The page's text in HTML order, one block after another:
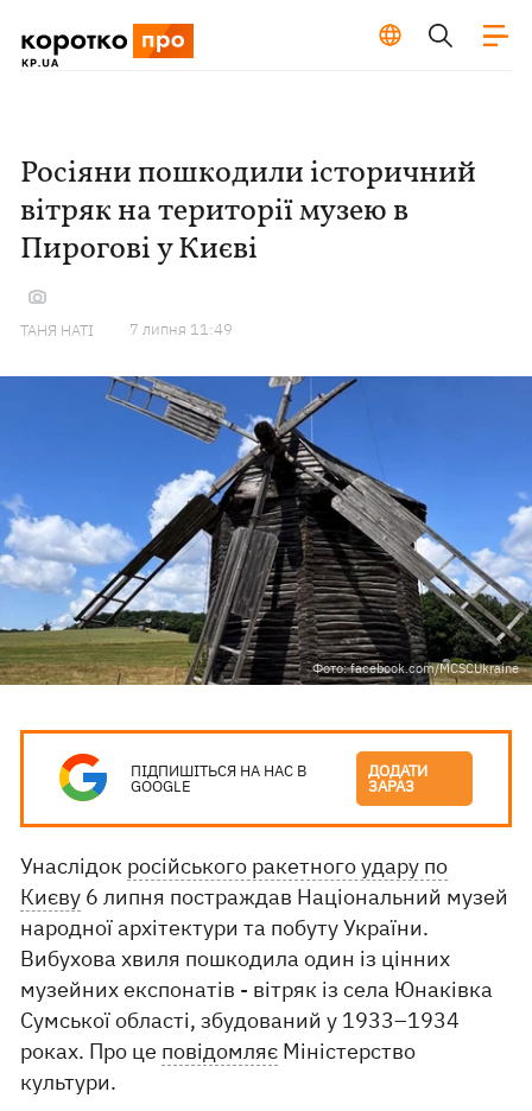
Росіяни пошкодили історичний
вітряк на території музею в
Пирогові у Києві
ТАНЯ НАТІ 7 липня 11:49
Фото: facebook.com/MCSCUkraine
ПІДПИШІТЬСЯ НА НАС В
GOOGLE
ДОДАТИ
ЗАРАЗ
Унаслідок російського ракетного удару по
Києву 6 липня постраждав Національний музей
народної архітектури та побуту України.
Вибухова хвиля пошкодила один із цінних
музейних експонатів - вітряк із села Юнаківка
Сумської області, збудований у 1933–1934
роках. Про це повідомляє Міністерство
культури.